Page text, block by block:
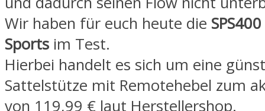
Wir haben für euch heute die
Sports im Test.
Hierbei handelt es sich um eine
Sattelstütze mit Remotehebel zum
von 119,99 € laut Herstellershop.